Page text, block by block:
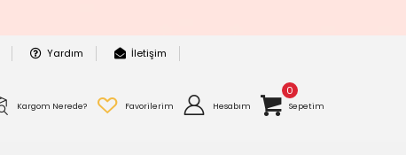
Yardım İletişim
Kargom Nerede? Favorilerim Hesabım
0
Sepetim